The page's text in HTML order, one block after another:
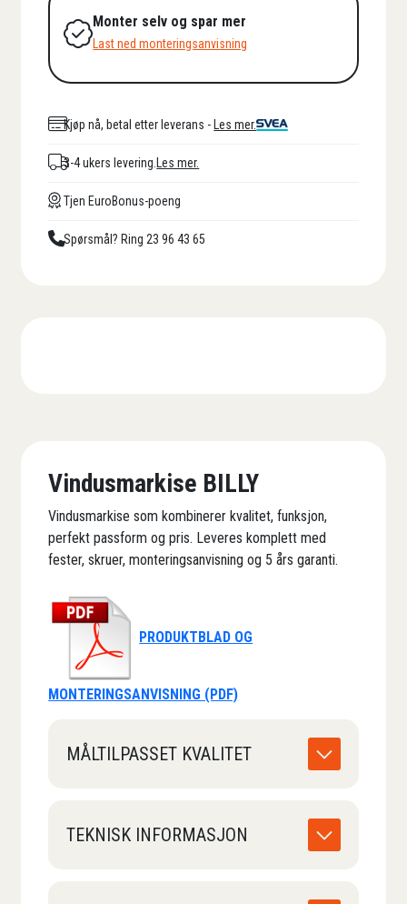
Monter selv og spar mer
Last ned monteringsanvisning
Kjøp nå, betal etter leverans - Les mer.
3-4 ukers levering. Les mer.
Tjen EuroBonus-poeng
Spørsmål? Ring 23 96 43 65
Vindusmarkise BILLY
Vindusmarkise som kombinerer kvalitet, funksjon,
perfekt passform og pris. Leveres komplett med
fester, skruer, monteringsanvisning og 5 års garanti.
PRODUKTBLAD OG
MONTERINGSANVISNING (PDF)
MÅLTILPASSET KVALITET
TEKNISK INFORMASJON